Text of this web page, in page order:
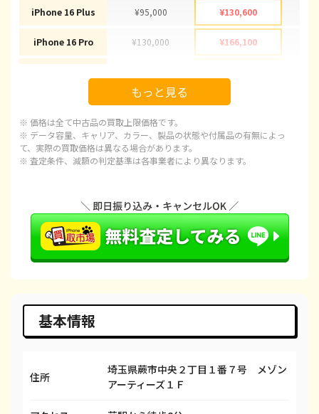
iPhone 16 Plus
iPhone 16 Pro
iPhone 15 Plus
iPhone 15 Pro
iPhone 14 Plus
iPhone 14
iPhone 14 Pro Max
iPhone SE 3
iPhone 13
¥95,000
¥130,000
¥72,000
¥68,000
¥95,000
¥55,000
¥22,000
¥33,000
¥130,600
¥166,100
¥92,100
¥97,100
¥120,100
¥66,600
¥29,600
¥58,100
もっと見る
※ 価格は全て中古品の買取上限価格です。
※ データ容量、キャリア、カラー、製品の状態や付属品の有無によっ
て、実際の買取価格は異なる場合があります。
※ 査定条件、減額の判定基準は各事業者により異なります。
基本情報
住所
埼玉県蕨市中央２丁目１番７号 メゾン
アーティーズ１Ｆ